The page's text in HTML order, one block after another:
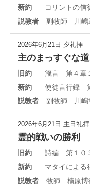
新約
コリントの信
説教者
副牧師 川嶋
2026年6月21日 夕礼拝
主のまっすぐな
旧約
箴言 第４章
新約
使徒言行録
説教者
副牧師 川嶋
2026年6月21日 主日礼拝
霊的戦いの勝利
旧約
詩編 第１０
新約
マタイによ
説教者
牧師 楠原博